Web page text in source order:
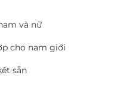
và nữ
cho nam giới
sẵn